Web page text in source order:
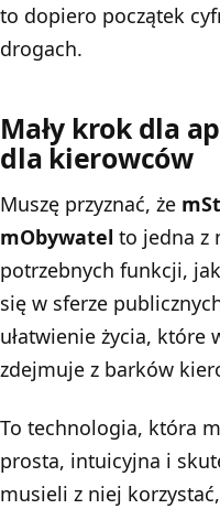
to dopiero początek
drogach.
Mały krok dla
dla kierowców
Muszę przyznać, że
mObywatel to jedna z
potrzebnych funkcji,
się w sferze
ułatwienie życia, które
zdejmuje z barków
To technologia, która
prosta, intuicyjna i
musieli z niej